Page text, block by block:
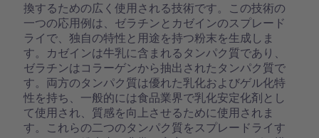
換するための広く使用される技術です。この技術の
一つの応用例は、ゼラチンとカゼインのスプレード
ライで、独自の特性と用途を持つ粉末を生成しま
す。カゼインは牛乳に含まれるタンパク質であり、
ゼラチンはコラーゲンから抽出されたタンパク質で
す。両方のタンパク質は優れた乳化およびゲル化特
性を持ち、一般的には食品業界で乳化安定化剤とし
て使用され、質感を向上させるために使用されま
す。これらの二つのタンパク質をスプレードライす